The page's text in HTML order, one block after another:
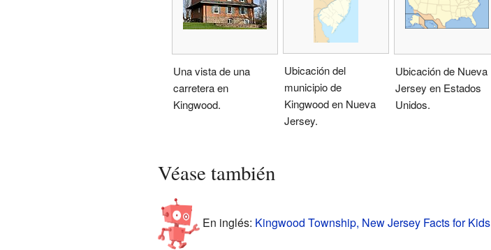
Una vista de una
carretera en
Kingwood.
Ubicación del
municipio de
Kingwood en Nueva
Jersey.
Ubicación de Nueva
Jersey en Estados
Unidos.
Véase también
En inglés: Kingwood Township, New Jersey Facts for Kids